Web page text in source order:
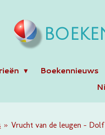
Boekennieuws
» Vrucht van de leugen -